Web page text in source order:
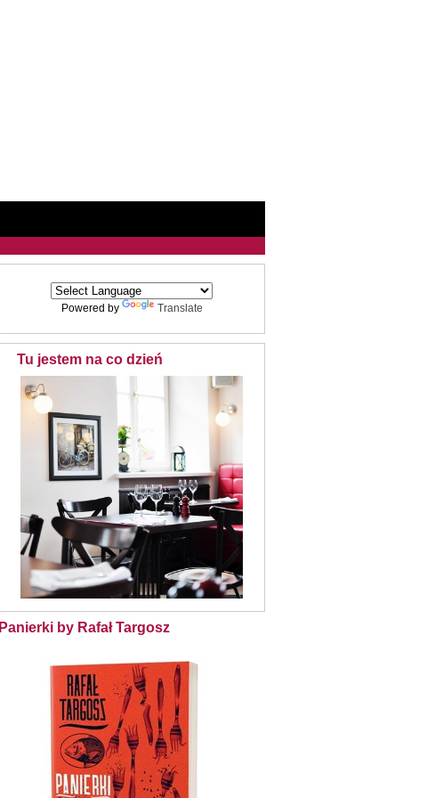
Powered by Translate
Tu jestem na co dzień
Panierki by Rafał Targosz